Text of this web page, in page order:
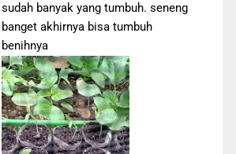
sudah banyak yang tumbuh. seneng
banget akhirnya bisa tumbuh
benihnya